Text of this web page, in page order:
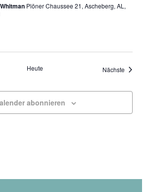
Plöner Chaussee 21, Ascheberg, AL,
Heute Nächste
abonnieren